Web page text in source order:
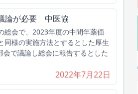
論が必要 中医協
会で、2023年度の中間年薬価
同様の実施方法とするとした厚生
で議論し総会に報告するとした
2022年7月22日